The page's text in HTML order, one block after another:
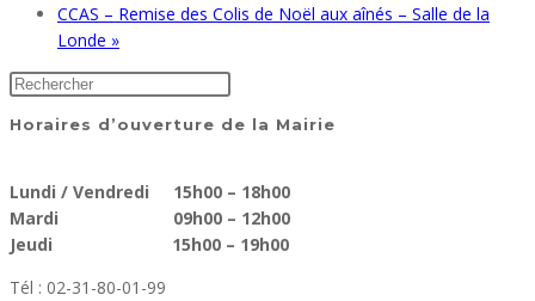
CCAS – Remise des Colis de Noël aux aînés – Salle de la
Londe »
Horaires d’ouverture de la Mairie
Lundi / Vendredi 15h00 – 18h00
Mardi 09h00 – 12h00
Jeudi 15h00 – 19h00
Tél : 02-31-80-01-99